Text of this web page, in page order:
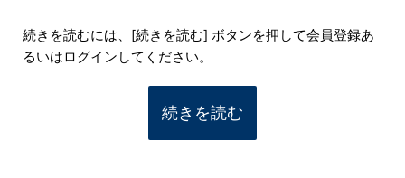
続きを読むには、[続きを読む] ボタンを押して会員登録あ
るいはログインしてください。
続きを読む